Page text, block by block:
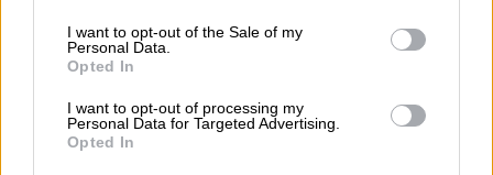
consent section.
I want to opt-out of the Sale of my
Personal Data.
Opted In
I want to opt-out of processing my
Personal Data for Targeted Advertising.
Opted In
χωρών – μελών του NATO εδώ και χρόνια.
Όπως σημείωσε, η συγκεκριμένη παρτίδα
φέρεται να είναιιδιαίτερα παλιά
και, κατά
τους ισχυρισμούς του, θα έπρεπε να έχει
αναλωθεί ήδη από το 2005. Παράλληλα,